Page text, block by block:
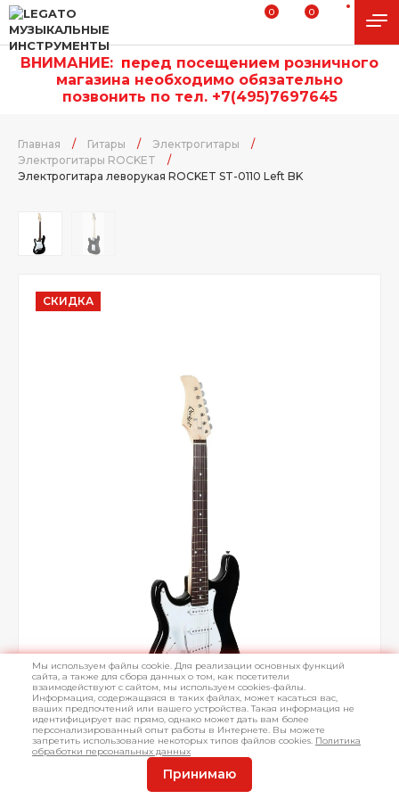
0 0
ВНИМАНИЕ: перед посещением розничного
магазина необходимо обязательно
позвонить по тел. +7(495)7697645
Главная / Гитары / Электрогитары
/
Электрогитары ROCKET
/
Электрогитара леворукая ROCKET ST-0110 Left BK
СКИДКА
Мы используем файлы cookie. Для реализации основных функций
сайта, а также для сбора данных о том, как посетители
взаимодействуют с сайтом, мы используем cookies-файлы.
Информация, содержащаяся в таких файлах, может касаться вас,
ваших предпочтений или вашего устройства. Такая информация не
идентифицирует вас прямо, однако может дать вам более
персонализированный опыт работы в Интернете. Вы можете
запретить использование некоторых типов файлов cookies. Политика
обработки персональных данных
Принимаю